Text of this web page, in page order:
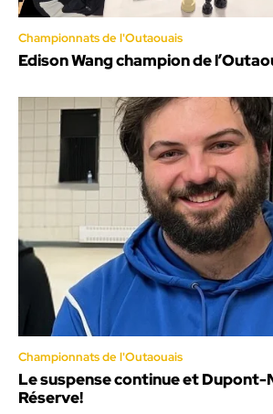
Championnats de l'Outaouais
Edison Wang champion de
Championnats de l'Outaouais
Le suspense continue et Dupont-
Réserve!